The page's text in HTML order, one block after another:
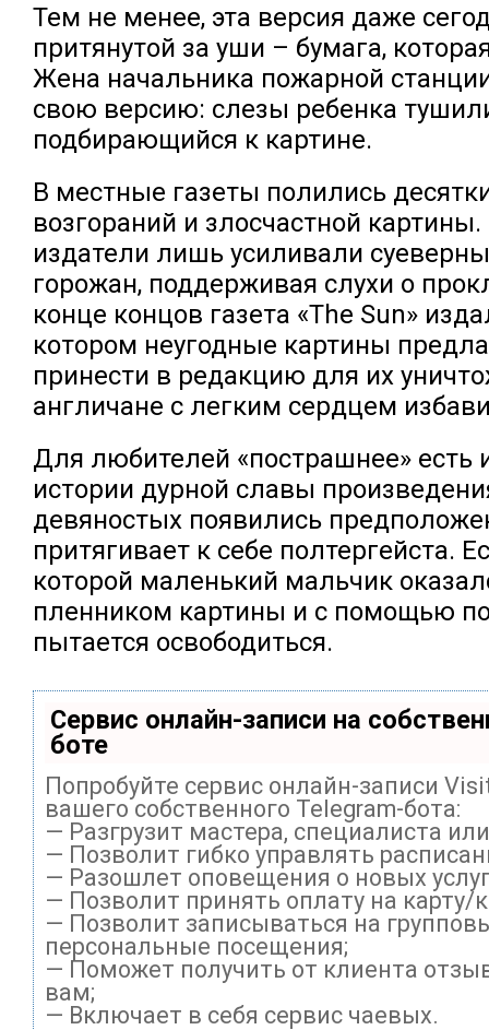
Тем не менее, эта версия даже
притянутой за уши – бумага,
Жена начальника пожарной
свою версию: слезы ребенка
подбирающийся к картине.
В местные газеты полились
возгораний и злосчастной
издатели лишь усиливали
горожан, поддерживая слухи о
конце концов газета «The Sun»
котором неугодные картины
принести в редакцию для их
англичане с легким сердцем
Для любителей «пострашнее» есть
истории дурной славы
девяностых появились
притягивает к себе полтергейста.
которой маленький мальчик
пленником картины и с помощью
пытается освободиться.
Сервис онлайн-записи на
боте
Попробуйте сервис онлайн-записи
вашего собственного Telegram-бота:
— Разгрузит мастера, специалиста
— Позволит гибко управлять
— Разошлет оповещения о новых
— Позволит принять оплату на карту/
— Позволит записываться на
персональные посещения;
— Поможет получить от клиента
вам;
— Включает в себя сервис чаевых.